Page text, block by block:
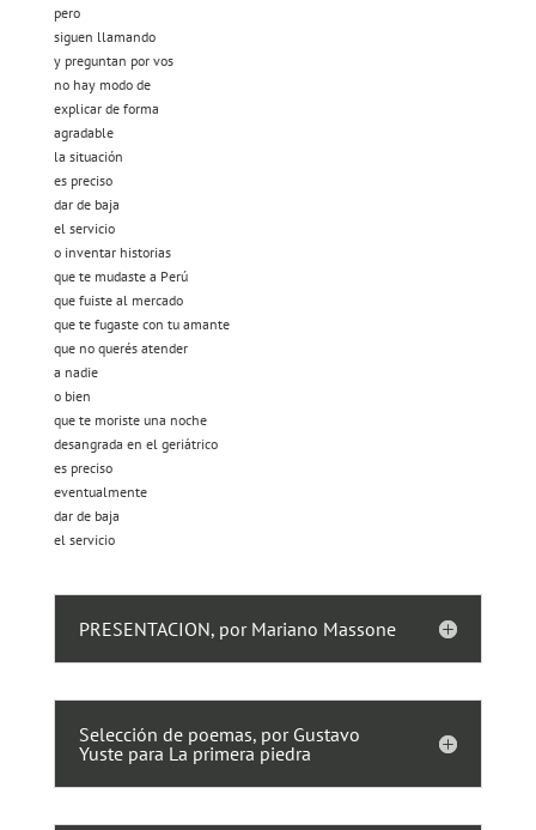
pero
siguen llamando
y preguntan por vos
no hay modo de
explicar de forma
agradable
la situación
es preciso
dar de baja
el servicio
o inventar historias
que te mudaste a Perú
que fuiste al mercado
que te fugaste con tu amante
que no querés atender
a nadie
o bien
que te moriste una noche
desangrada en el geriátrico
es preciso
eventualmente
dar de baja
el servicio
PRESENTACION, por Mariano Massone
Selección de poemas, por Gustavo
Yuste para La primera piedra